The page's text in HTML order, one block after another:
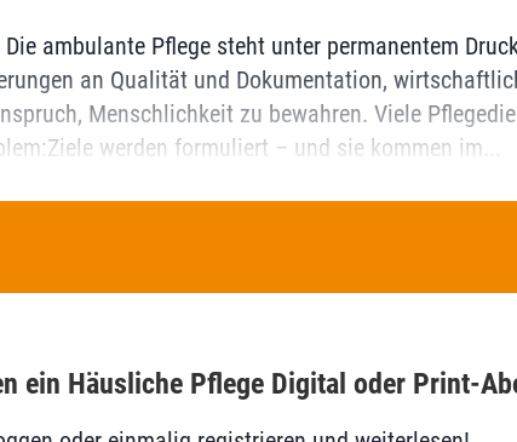
ambulante Pflege steht unter permanentem
an Qualität und Dokumentation,
Menschlichkeit zu bewahren. Viele
werden formuliert – und sie kommen im...
ein Häusliche Pflege Digital oder Print-